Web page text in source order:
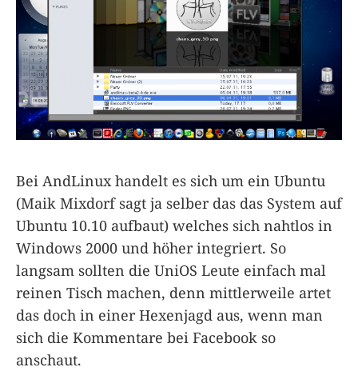
Bei AndLinux handelt es sich um ein Ubuntu
(Maik Mixdorf sagt ja selber das das System auf
Ubuntu 10.10 aufbaut) welches sich nahtlos in
Windows 2000 und höher integriert. So
langsam sollten die UniOS Leute einfach mal
reinen Tisch machen, denn mittlerweile artet
das doch in einer Hexenjagd aus, wenn man
sich die Kommentare bei Facebook so
anschaut.